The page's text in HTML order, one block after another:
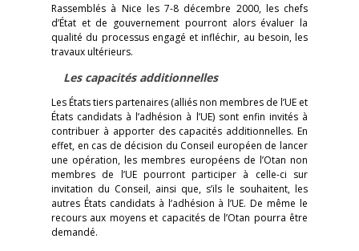
Rassemblés à Nice les 7-8 décembre 2000, les chefs
d’État et de gouvernement pourront alors évaluer la
qualité du processus engagé et infléchir, au besoin, les
travaux ultérieurs.
Les capacités additionnelles
Les États tiers partenaires (alliés non membres de l’UE et
États candidats à l’adhésion à l’UE) sont enfin invités à
contribuer à apporter des capacités additionnelles. En
effet, en cas de décision du Conseil européen de lancer
une opération, les membres européens de l’Otan non
membres de l’UE pourront participer à celle-ci sur
invitation du Conseil, ainsi que, s’ils le souhaitent, les
autres États candidats à l’adhésion à l’UE. De même le
recours aux moyens et capacités de l’Otan pourra être
demandé.